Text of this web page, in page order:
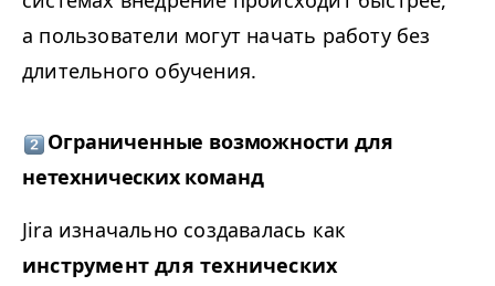
а пользователи могут начать работу без
длительного обучения.
Ограниченные возможности для
нетехнических команд
Jira изначально создавалась как
инструмент для технических